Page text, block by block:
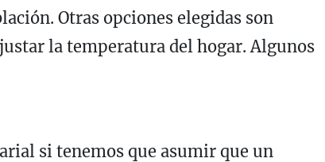
Otras opciones elegidas son
la temperatura del hogar. Algunos
si tenemos que asumir que un